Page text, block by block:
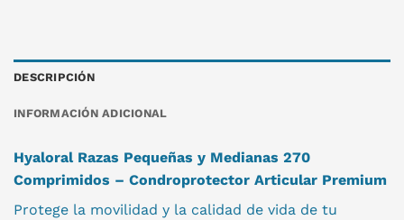
DESCRIPCIÓN
INFORMACIÓN ADICIONAL
Hyaloral Razas Pequeñas y Medianas 270
Comprimidos – Condroprotector Articular Premium
Protege la movilidad y la calidad de vida de tu